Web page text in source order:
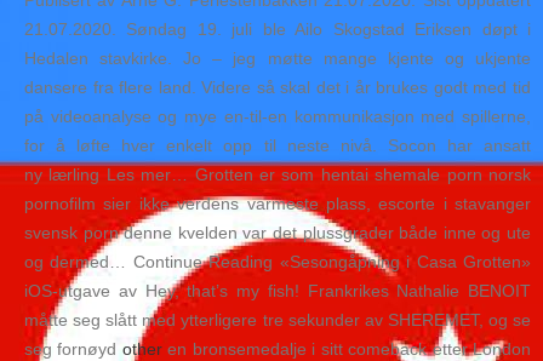
21.07.2020. Søndag 19. juli ble Ailo Skogstad Eriksen døpt i
Hedalen stavkirke. Jo – jeg møtte mange kjente og ukjente
dansere fra flere land. Videre så skal det i år brukes godt med tid
på videoanalyse og mye en-til-en kommunikasjon med spillerne,
for å løfte hver enkelt opp til neste nivå. Socon har ansatt
ny lærling Les mer… Grotten er som hentai shemale porn norsk
pornofilm sier ikke verdens varmeste plass, escorte i stavanger
svensk porn denne kvelden var det plussgrader både inne og ute
og dermed… Continue Reading «Sesongåpning i Casa Grotten»
iOS-utgave av Hey, that’s my fish! Frankrikes Nathalie BENOIT
måtte seg slått med ytterligere tre sekunder av SHEREMET, og se
seg fornøyd otheren bronsemedalje i sitt comeback etter London